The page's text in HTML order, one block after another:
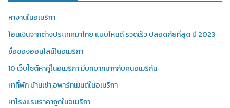
หางานในอเมริกา
โอนเงินจากต่างประเทศมาไทย แบบไหนดี รวดเร็ว ปลอดภัยที่สุด ปี 2023
ซื้อของออนไลน์ในอเมริกา
10 เว็บไซต์หาคู่ในอเมริกา มีบทบาทมากกับคนอเมริกัน
หาที่พัก บ้านเช่า,อพาร์ทเมนต์ในอเมริกา
หาโรงแรมราคาถูกในอเมริกา